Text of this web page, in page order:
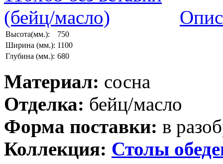
Высота(мм.):
750
Ширина (мм.): 1100
Глубина (мм.): 680
Материал: сосна
Отделка: бейц/масло
Форма поставки: в
Коллекция: Столы